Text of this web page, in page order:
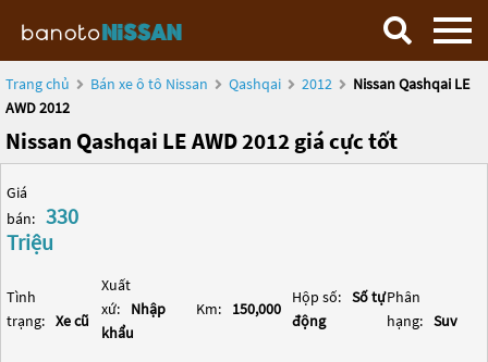
Trang chủ Bán xe ô tô Nissan Qashqai 2012
Nissan Qashqai LE
AWD 2012
Nissan Qashqai LE AWD 2012 giá cực tốt
Giá
bán: 330
Triệu
Tình
trạng: Xe cũ
Xuất
xứ:
Nhập
khẩu
Km: 150,000
Hộp số: Số tự
động
Phân
hạng: Suv